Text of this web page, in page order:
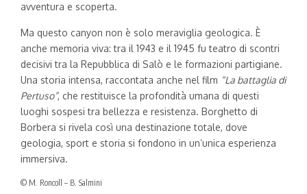
avventura e scoperta.
Ma questo canyon non è solo meraviglia geologica. È
anche memoria viva: tra il 1943 e il 1945 fu teatro di scontri
decisivi tra la Repubblica di Salò e le formazioni partigiane.
Una storia intensa, raccontata anche nel film “La battaglia di
Pertuso”, che restituisce la profondità umana di questi
luoghi sospesi tra bellezza e resistenza. Borghetto di
Borbera si rivela così una destinazione totale, dove
geologia, sport e storia si fondono in un’unica esperienza
immersiva.
© M. Roncoll – B. Salmini